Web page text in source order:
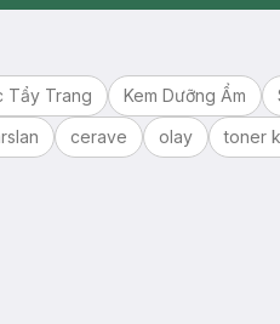
Tẩy Trang Kem Dưỡng Ẩm
cerave olay toner